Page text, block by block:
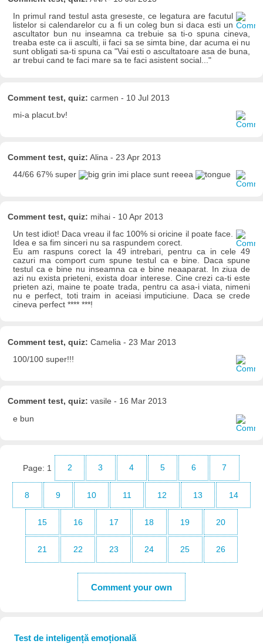
In primul rand testul asta greseste, ce legatura are facutul
listelor si calendarelor cu a fi un coleg bun si daca esti un
ascultator bun nu inseamna ca trebuie sa ti-o spuna cineva,
treaba este ca ii asculti, ii faci sa se simta bine, dar acuma ei nu
sunt obligati sa-ti spuna ca "Vai esti o ascultatoare asa de buna,
ar trebui cand te faci mare sa te faci asistent social..."
Comment test, quiz: carmen - 10 Jul 2013
mi-a placut.bv!
Comment test, quiz: Alina - 23 Apr 2013
44/66 67% super
imi place sunt reeea
Comment test, quiz: mihai - 10 Apr 2013
Un test idiot! Daca vreau il fac 100% si oricine il poate face.
Idea e sa fim sinceri nu sa raspundem corect.
Eu am raspuns corect la 49 intrebari, pentru ca in cele 49
cazuri ma comport cum spune testul ca e bine. Daca spune
testul ca e bine nu inseamna ca e bine neaaparat. In ziua de
azi nu exista prieteni, exista doar interese. Cine crezi ca-ti este
prieten azi, maine te poate trada, pentru ca asa-i viata, nimeni
nu e perfect, toti traim in aceiasi imputiciune. Daca se crede
cineva perfect **** ***!
Comment test, quiz: Camelia - 23 Mar 2013
100/100 super!!!
Comment test, quiz: vasile - 16 Mar 2013
e bun
Page: 1 2 3 4 5 6 7
8 9 10 11 12 13 14
15 16 17 18 19 20
21 22 23 24 25 26
Comment your own
Test de inteligență emoțională